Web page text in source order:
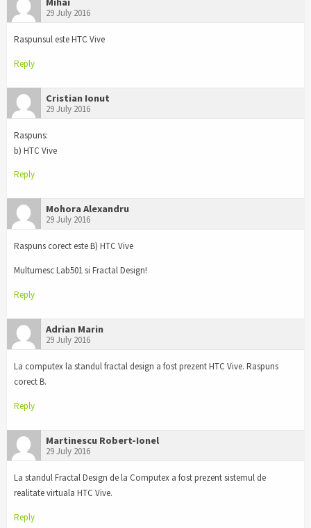
29 July 2016
Raspunsul este HTC Vive
Reply
Cristian Ionut
29 July 2016
Raspuns:
b) HTC Vive
Reply
Mohora Alexandru
29 July 2016
Raspuns corect este B) HTC Vive
Multumesc Lab501 si Fractal Design!
Reply
Adrian Marin
29 July 2016
La computex la standul fractal design a fost prezent HTC Vive. Raspuns
corect B.
Reply
Martinescu Robert-Ionel
29 July 2016
La standul Fractal Design de la Computex a fost prezent sistemul de
realitate virtuala HTC Vive.
Reply